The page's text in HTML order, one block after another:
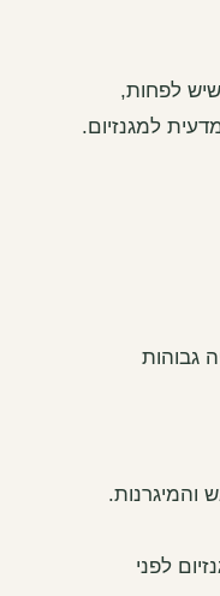
לפחות,
מדעית למגנזיום.
גבוהות
והמיגרנות.
לפני